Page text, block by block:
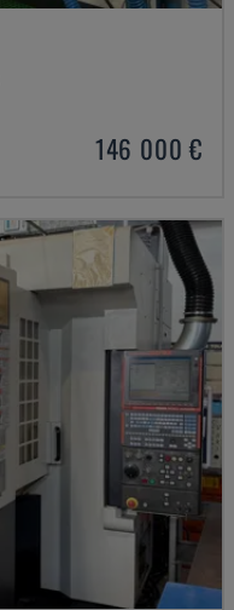
146 000 €